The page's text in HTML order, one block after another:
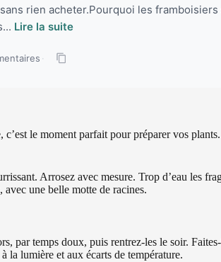
rien acheter.Pourquoi les
Lire la suite
·
le moment parfait pour préparer vos
Arrosez avec mesure. Trop d’eau les
une belle motte de racines.
par temps doux, puis rentrez-les le soir.
la lumière et aux écarts de température.